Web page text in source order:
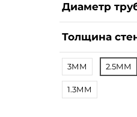
Диаметр
Толщина
3ММ 2.5ММ
1.3ММ